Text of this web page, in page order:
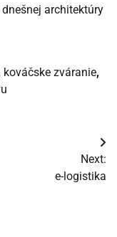
architektúry
kováčske zváranie,
Next:
e-logistika